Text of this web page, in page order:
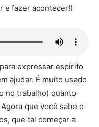
e fazer acontecer!)
expressar espírito
ajudar. É muito usado
no trabalho) quanto
que você sabe o
que tal começar a